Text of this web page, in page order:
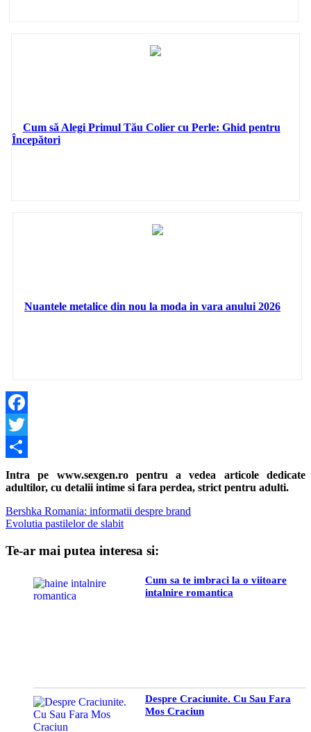
Cum să Alegi Primul Tău Colier cu Perle: Ghid pentru
Începători
Nuantele metalice din nou la moda in vara anului 2026
Facebook
Twitter
Share
Intra pe www.sexgen.ro pentru a vedea articole dedicate
adultilor, cu detalii intime si fara perdea, strict pentru adulti.
Navigare
în
articole
Previous
Post:
Bershka Romania: informatii despre brand
Next
Evolutia pastilelor de slabit
Te-ar mai putea interesa si:
Cum sa te imbraci la o viitoare
intalnire romantica
Despre Craciunite. Cu Sau Fara
Mos Craciun